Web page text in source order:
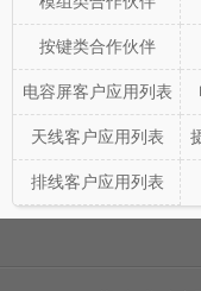
按键类合作伙伴
电容屏客户应用列表
天线客户应用列表
排线客户应用列表